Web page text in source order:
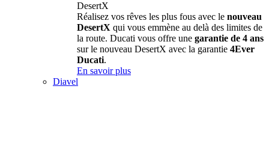
DesertX
Réalisez vos rêves les plus fous avec le nouveau
DesertX qui vous emmène au delà des limites de
la route. Ducati vous offre une garantie de 4 ans
sur le nouveau DesertX avec la garantie 4Ever
Ducati.
En savoir plus
Diavel